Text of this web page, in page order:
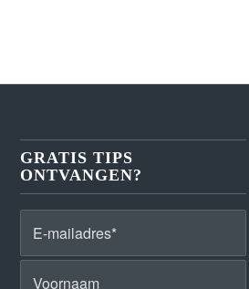
GRATIS TIPS
ONTVANGEN?